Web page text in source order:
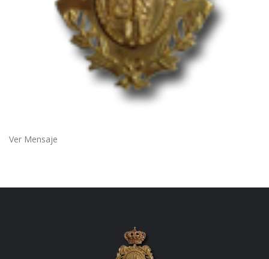
Ver Mensaje